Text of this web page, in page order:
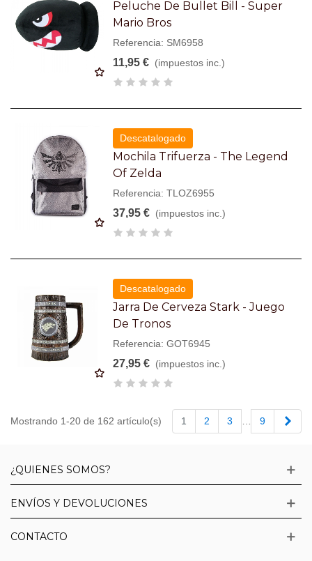
Peluche De Bullet Bill - Super
Mario Bros
Referencia: SM6958
11,95 € (impuestos inc.)
Descatalogado
Mochila Trifuerza - The Legend
Of Zelda
Referencia: TLOZ6955
37,95 € (impuestos inc.)
Descatalogado
Jarra De Cerveza Stark - Juego
De Tronos
Referencia: GOT6945
27,95 € (impuestos inc.)
Mostrando 1-20 de 162 artículo(s) 1 2 3 9
¿QUIENES SOMOS?
ENVÍOS Y DEVOLUCIONES
CONTACTO